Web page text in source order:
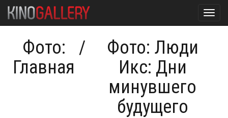
Фото:
Главная
/
Фото: Люди
Икс: Дни
минувшего
будущего